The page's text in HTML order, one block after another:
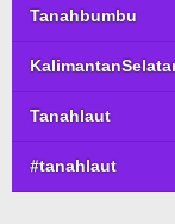
Tanahbumbu
Tanahlaut
#tanahlaut